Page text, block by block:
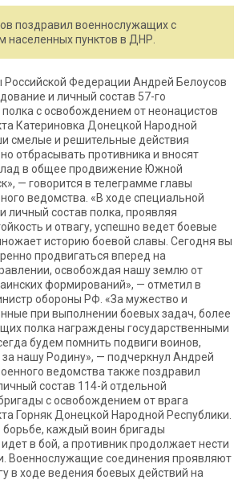
поздравил военнослужащих с
населенных пунктов в ДНР.
Российской Федерации Андрей Белоусов
и личный состав 57-го
с освобождением от неонацистов
Катериновка Донецкой Народной
смелые и решительные действия
отбрасывать противника и вносят
в общее продвижение Южной
— говорится в телеграмме главы
ведомства. «В ходе специальной
личный состав полка, проявляя
и отвагу, успешно ведет боевые
историю боевой славы. Сегодня вы
продвигаться вперед на
освобождая нашу землю от
формирований», — отметил в
обороны РФ. «За мужество и
при выполнении боевых задач, более
полка награждены государственными
будем помнить подвиги воинов,
нашу Родину», — подчеркнул Андрей
ведомства также поздравил
состав 114-й отдельной
с освобождением от врага
Горняк Донецкой Народной Республики.
борьбе, каждый воин бригады
в бой, а противник продолжает нести
Военнослужащие соединения проявляют
в ходе ведения боевых действий на